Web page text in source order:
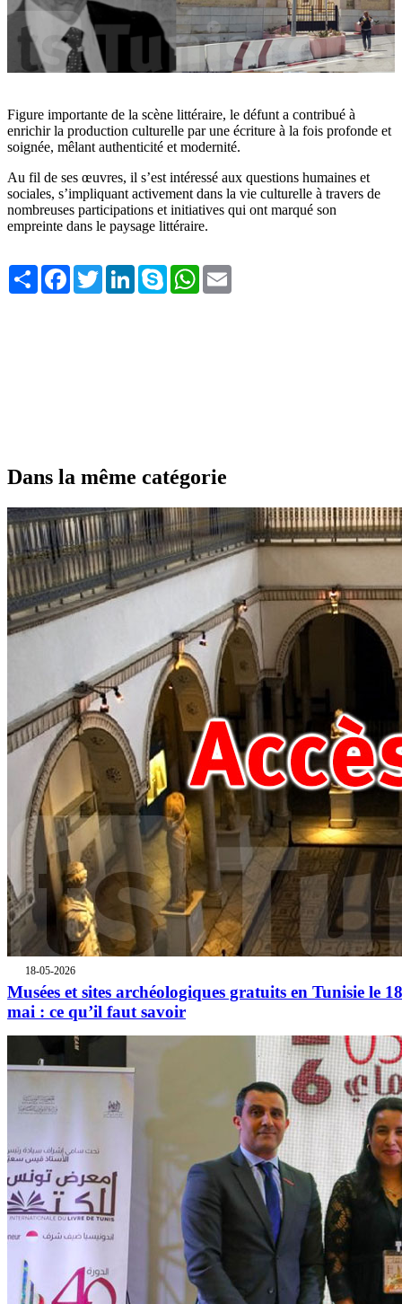
Figure importante de la scène littéraire, le défunt a contribué à
enrichir la production culturelle par une écriture à la fois profonde et
soignée, mêlant authenticité et modernité.
Au fil de ses œuvres, il s’est intéressé aux questions humaines et
sociales, s’impliquant activement dans la vie culturelle à travers de
nombreuses participations et initiatives qui ont marqué son
empreinte dans le paysage littéraire.
Share FacebookTwitterLinkedInSkype WhatsApp
Dans la même catégorie
18-05-2026
Musées et sites archéologiques gratuits en Tunisie le 18
mai : ce qu’il faut savoir